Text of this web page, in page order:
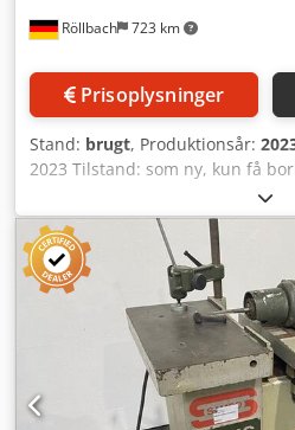
Röllbach 723 km
Prisoplysninger
Stand: brugt, Produktionsår:
2023 Tilstand: som ny, kun få
tekniske data:
240 mm Dsdszk Ni Topfx Af
180 mm Borehovedets
Værktøjsholderspændvidde: 0–20
drejning: ±60° Arbejdsbordets
Arbejdsbordets bredde: 315
støvudsugningsrør: 90 mm
Tilslutningsspænding: 400 V
× 980 × 1.270 mm Vægt: 260 kg
Opbevaringssted: Röllbach